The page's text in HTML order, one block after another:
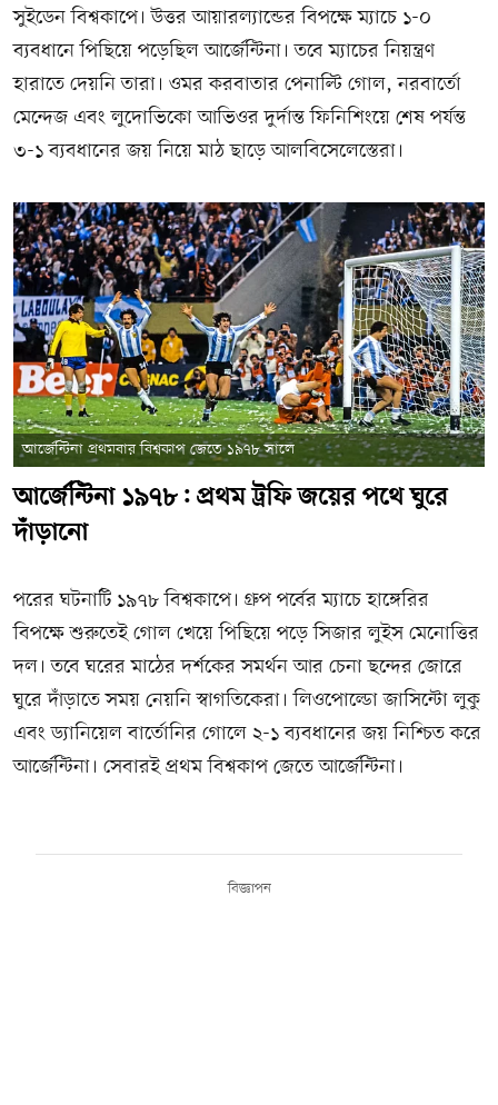
সুইডেন বিশ্বকাপে। উত্তর আয়ারল্যান্ডের বিপক্ষে ম্যাচে ১-০
ব্যবধানে পিছিয়ে পড়েছিল আর্জেন্টিনা। তবে ম্যাচের নিয়ন্ত্রণ
হারাতে দেয়নি তারা। ওমর করবাতার পেনাল্টি গোল, নরবার্তো
মেন্দেজ এবং লুদোভিকো আভিওর দুর্দান্ত ফিনিশিংয়ে শেষ পর্যন্ত
৩-১ ব্যবধানের জয় নিয়ে মাঠ ছাড়ে আলবিসেলেস্তেরা।
আর্জেন্টিনা প্রথমবার বিশ্বকাপ জেতে ১৯৭৮ সালে
আর্জেন্টিনা ১৯৭৮: প্রথম ট্রফি জয়ের পথে ঘুরে
দাঁড়ানো
পরের ঘটনাটি ১৯৭৮ বিশ্বকাপে। গ্রুপ পর্বের ম্যাচে হাঙ্গেরির
বিপক্ষে শুরুতেই গোল খেয়ে পিছিয়ে পড়ে সিজার লুইস মেনোত্তির
দল। তবে ঘরের মাঠের দর্শকের সমর্থন আর চেনা ছন্দের জোরে
ঘুরে দাঁড়াতে সময় নেয়নি স্বাগতিকেরা। লিওপোল্ডো জাসিন্টো লুকু
এবং ড্যানিয়েল বার্তোনির গোলে ২-১ ব্যবধানের জয় নিশ্চিত করে
আর্জেন্টিনা। সেবারই প্রথম বিশ্বকাপ জেতে আর্জেন্টিনা।
বিজ্ঞাপন